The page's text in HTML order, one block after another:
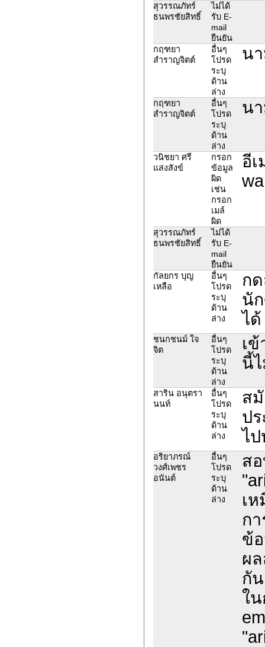
สุวรรณภัทร์
ธนพรชัยสิทธิ์
ไม่ได้
รับ E-
mail
ยืนยัน
กฤฑยา
สำราญจิตต์
อื่นๆ
โปรด
ระบุ
ด้าน
ล่าง
น
กฤฑยา
สำราญจิตต์
อื่นๆ
โปรด
ระบุ
ด้าน
ล่าง
น
วนิชยา ศรี
แสงสังข์
กรอก
ข้อมูล
ผิด
เช่น
กรอก
เมล์
ผิด
อี
สุวรรณภัทร์
ธนพรชัยสิทธิ์
ไม่ได้
รับ E-
mail
ยืนยัน
กัลยกร บุญ
เหลือ
อื่นๆ
โปรด
ระบุ
ด้าน
ล่าง
ก
นั
ได้
ชนกชนม์ ใจ
จิต
อื่นๆ
โปรด
ระบุ
ด้าน
ล่าง
เ
นี้
สาริน อนุตรา
นนท์
อื่นๆ
โปรด
ระบุ
ด้าน
ล่าง
ส
ป
ไ
อริยาภรณ์
วงศ์เพชร
อนันต์
อื่นๆ
โปรด
ระบุ
ด้าน
ล่าง
ส
เ
ก
ข้
ผ
กั
ใ